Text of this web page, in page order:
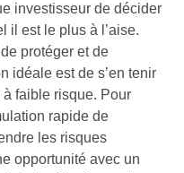
investisseur de décider
il est le plus à l’aise.
protéger et de
idéale est de s’en tenir
faible risque. Pour
rapide de
les risques
opportunité avec un